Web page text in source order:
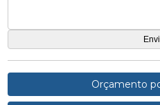
Orçamento